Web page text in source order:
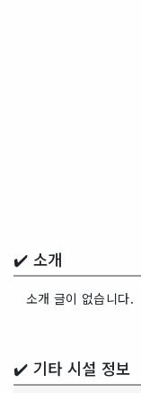
✔️ 소개
소개 글이 없습니다.
✔️ 기타 시설 정보